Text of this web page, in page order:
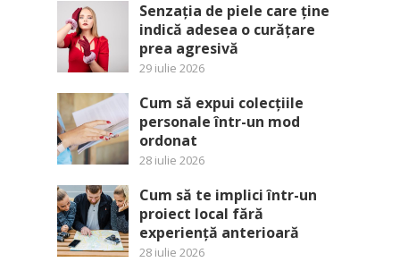
Senzația de piele care ține
indică adesea o curățare
prea agresivă
29 iulie 2026
Cum să expui colecțiile
personale într-un mod
ordonat
28 iulie 2026
Cum să te implici într-un
proiect local fără
experiență anterioară
28 iulie 2026